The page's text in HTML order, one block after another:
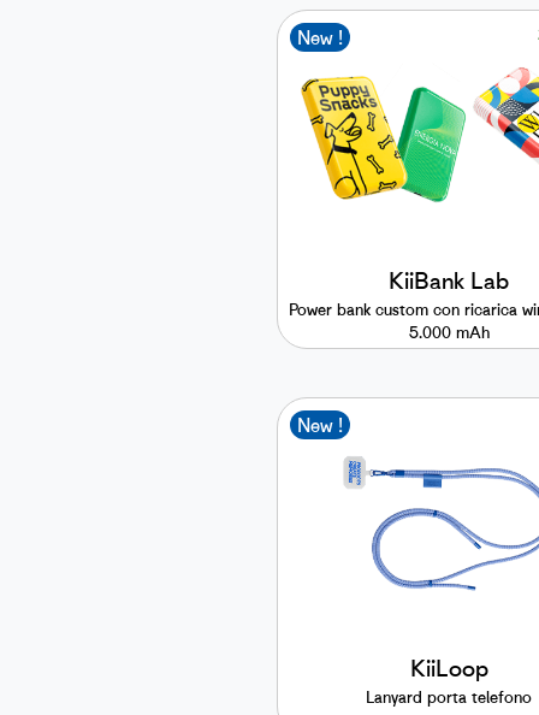
New !
KiiBank Lab
Power bank custom con ricarica
5.000 mAh
New !
KiiLoop
Lanyard porta telefono